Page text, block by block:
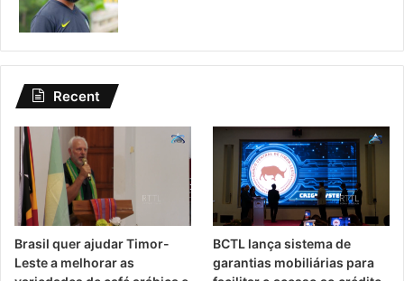
Recent
Brasil quer ajudar Timor-
Leste a melhorar as
BCTL lança sistema de
garantias mobiliárias para